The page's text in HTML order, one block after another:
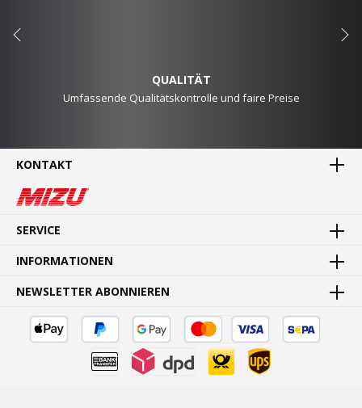
QUALITÄT
Umfassende Qualitätskontrolle und faire Preise
SCHNELLE LIEFERUNG
Schnelle und bequeme Lieferung von Tür zu Tür
KONTAKT
SERVICE
INFORMATIONEN
NEWSLETTER ABONNIEREN